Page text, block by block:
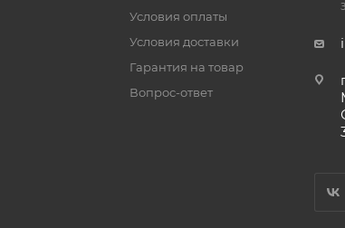
Условия оплаты
Условия доставки
Гарантия на товар
Вопрос-ответ